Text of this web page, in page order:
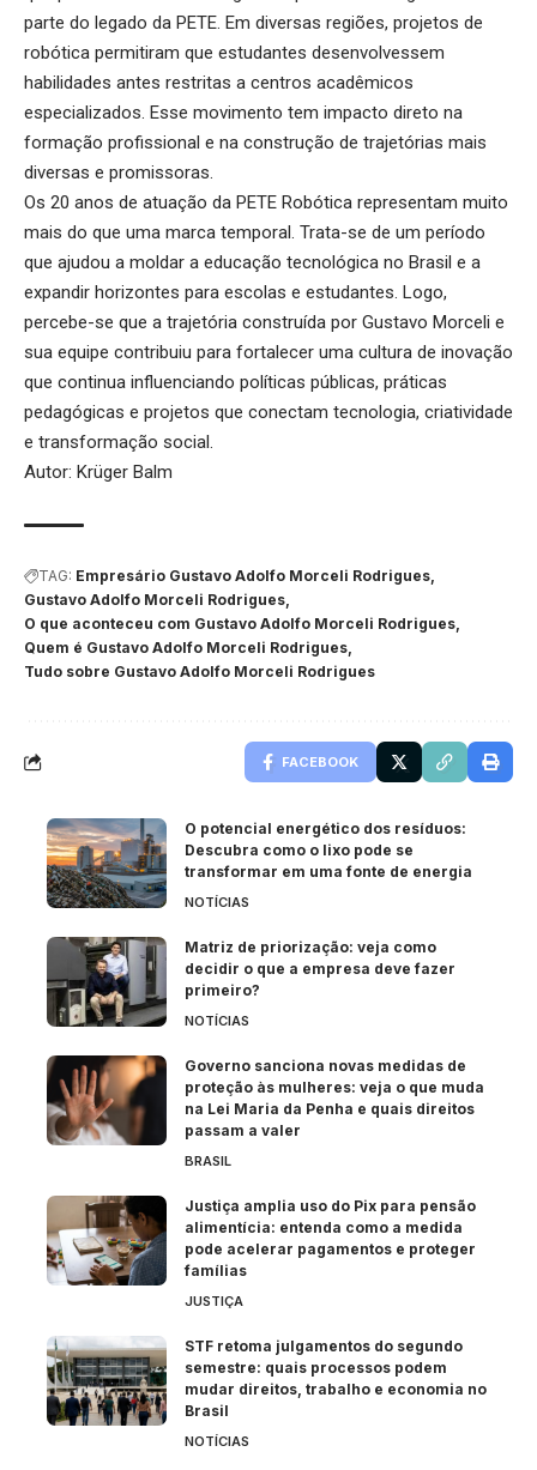
parte do legado da PETE. Em diversas regiões, projetos de
robótica permitiram que estudantes desenvolvessem
habilidades antes restritas a centros acadêmicos
especializados. Esse movimento tem impacto direto na
formação profissional e na construção de trajetórias mais
diversas e promissoras.
Os 20 anos de atuação da PETE Robótica representam muito
mais do que uma marca temporal. Trata-se de um período
que ajudou a moldar a educação tecnológica no Brasil e a
expandir horizontes para escolas e estudantes. Logo,
percebe-se que a trajetória construída por Gustavo Morceli e
sua equipe contribuiu para fortalecer uma cultura de inovação
que continua influenciando políticas públicas, práticas
pedagógicas e projetos que conectam tecnologia, criatividade
e transformação social.
Autor: Krüger Balm
TAG: Empresário Gustavo Adolfo Morceli Rodrigues
Gustavo Adolfo Morceli Rodrigues
O que aconteceu com Gustavo Adolfo Morceli Rodrigues
Quem é Gustavo Adolfo Morceli Rodrigues
Tudo sobre Gustavo Adolfo Morceli Rodrigues
FACEBOOK
O potencial energético dos resíduos:
Descubra como o lixo pode se
transformar em uma fonte de energia
NOTÍCIAS
Matriz de priorização: veja como
decidir o que a empresa deve fazer
primeiro?
NOTÍCIAS
Governo sanciona novas medidas de
proteção às mulheres: veja o que muda
na Lei Maria da Penha e quais direitos
passam a valer
BRASIL
Justiça amplia uso do Pix para pensão
alimentícia: entenda como a medida
pode acelerar pagamentos e proteger
famílias
JUSTIÇA
STF retoma julgamentos do segundo
semestre: quais processos podem
mudar direitos, trabalho e economia no
Brasil
NOTÍCIAS